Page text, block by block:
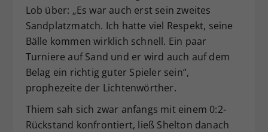
Lob über: „Es war auch erst sein zweites
Sandplatzmatch. Ich hatte viel Respekt, seine
Bälle kommen wirklich schnell. Ein paar
Turniere auf Sand und er wird auch auf dem
Belag ein richtig guter Spieler sein“,
prophezeite der Lichtenwörther.
Thiem sah sich zwar anfangs mit einem 0:2-
Rückstand konfrontiert, ließ Shelton danach